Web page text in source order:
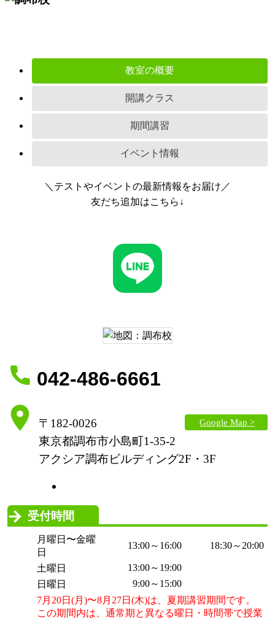
教室の概要
開講クラス
期間講習
イベント情報
＼テストやイベントの最新情報をお届け／
友だち追加はこちら↓
042-486-6661
〒182-0026
東京都調布市小島町1-35-2
アクシア調布ビルディング2F・3F
Google Map >
受付時間
月曜日〜金曜
日
13:00～16:00 18:30～20:00
土曜日
13:00～19:00
日曜日
9:00～15:00
7月20日(月)〜8月27日(木)は、夏期講習期間です。
この期間内は、通常期と異なる曜日・時間帯で授業